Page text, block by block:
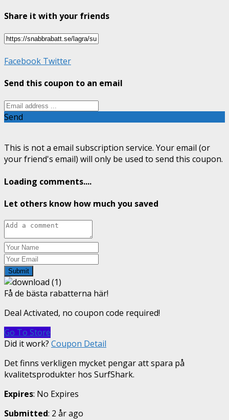
Share it with your friends
Facebook Twitter
Send this coupon to an email
Send
This is not a email subscription service. Your email (or
your friend's email) will only be used to send this coupon.
Loading comments....
Let others know how much you saved
Submit
Få de bästa rabatterna här!
Deal Activated, no coupon code required!
Go To Store
Did it work? Coupon Detail
Det finns verkligen mycket pengar att spara på
kvalitetsprodukter hos SurfShark.
Expires: No Expires
Submitted: 2 år ago